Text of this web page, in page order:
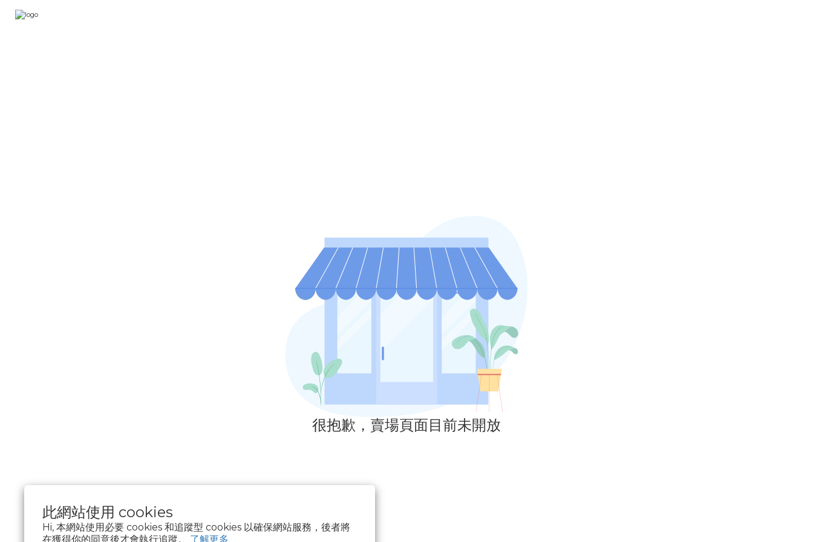
此網站使用 cookies
Hi, 本網站使用必要 cookies 和追蹤型 cookies 以確保網站服務，後者將
在獲得你的同意後才會執行追蹤。 了解更多
很抱歉，賣場頁面目前未開放